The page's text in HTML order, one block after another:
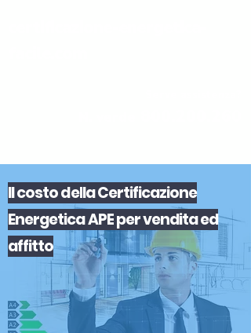
IlcostodellaCertificazione
Energetica APEpervenditaed
affitto